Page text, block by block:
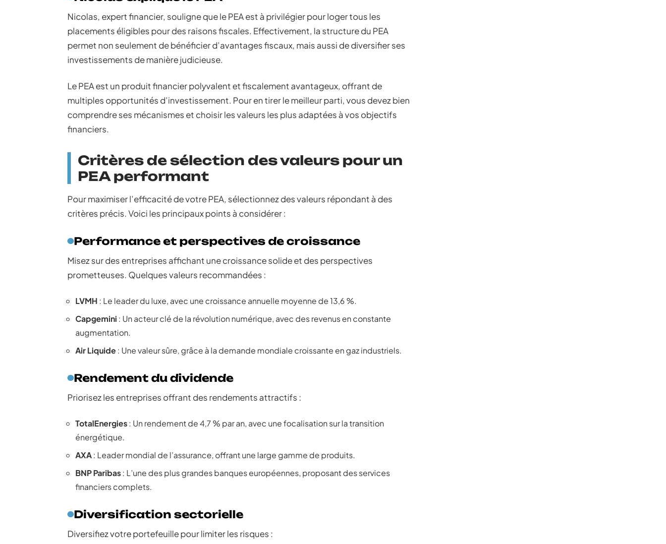
Nicolas, expert financier, souligne que le PEA est à privilégier pour loger tous les
placements éligibles pour des raisons fiscales. Effectivement, la structure du PEA
permet non seulement de bénéficier d’avantages fiscaux, mais aussi de diversifier ses
investissements de manière judicieuse.
Le PEA est un produit financier polyvalent et fiscalement avantageux, offrant de
multiples opportunités d’investissement. Pour en tirer le meilleur parti, vous devez bien
comprendre ses mécanismes et choisir les valeurs les plus adaptées à vos objectifs
financiers.
Critères de sélection des valeurs pour un
PEA performant
Pour maximiser l’efficacité de votre PEA, sélectionnez des valeurs répondant à des
critères précis. Voici les principaux points à considérer :
Performance et perspectives de croissance
Misez sur des entreprises affichant une croissance solide et des perspectives
prometteuses. Quelques valeurs recommandées :
LVMH : Le leader du luxe, avec une croissance annuelle moyenne de 13,6 %.
Capgemini : Un acteur clé de la révolution numérique, avec des revenus en constante
augmentation.
Air Liquide: Une valeur sûre, grâce à la demande mondiale croissante en gaz industriels.
Rendement du dividende
Priorisez les entreprises offrant des rendements attractifs :
TotalEnergies: Un rendement de 4,7 % par an, avec une focalisation sur la transition
énergétique.
AXA: Leader mondial de l’assurance, offrant une large gamme de produits.
BNP Paribas: L’une des plus grandes banques européennes, proposant des services
financiers complets.
Diversification sectorielle
Diversifiez votre portefeuille pour limiter les risques :